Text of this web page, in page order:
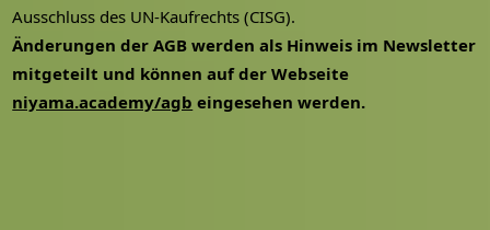
Ausschluss des UN-Kaufrechts (CISG).
Änderungen der AGB werden als Hinweis im Newsletter
mitgeteilt und können auf der Webseite
niyama.academy/agb eingesehen werden.